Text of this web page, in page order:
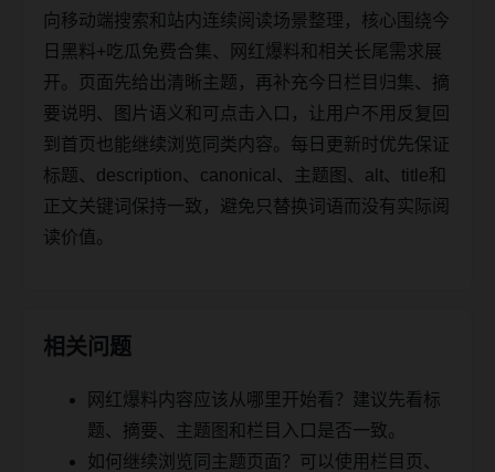
向移动端搜索和站内连续阅读场景整理，核心围绕今
日黑料+吃瓜免费合集、网红爆料和相关长尾需求展
开。页面先给出清晰主题，再补充今日栏目归集、摘
要说明、图片语义和可点击入口，让用户不用反复回
到首页也能继续浏览同类内容。每日更新时优先保证
标题、description、canonical、主题图、alt、title和
正文关键词保持一致，避免只替换词语而没有实际阅
读价值。
相关问题
网红爆料内容应该从哪里开始看？建议先看标
题、摘要、主题图和栏目入口是否一致。
如何继续浏览同主题页面？可以使用栏目页、